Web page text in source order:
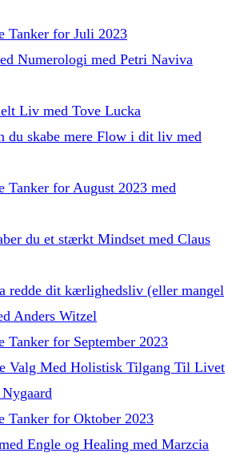
Tanker for Juli 2023
Numerologi med Petri Naviva
Liv med Tove Lucka
du skabe mere Flow i dit liv med
Tanker for August 2023 med
du et stærkt Mindset med Claus
redde dit kærlighedsliv (eller mangel
Anders Witzel
Tanker for September 2023
Valg Med Holistisk Tilgang Til Livet
Tanker for Oktober 2023
Engle og Healing med Marzcia